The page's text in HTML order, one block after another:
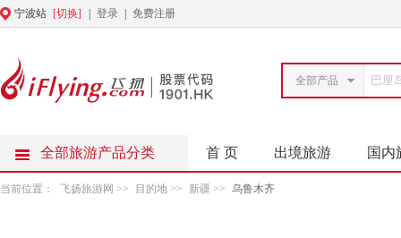
宁波站 [切换] 登录 免费注册
全部产品
全部旅游产品分类 首 页 出境旅游 国内
当前位置： 飞扬旅游网 >> 目的地 >> 新疆 >> 乌鲁木齐